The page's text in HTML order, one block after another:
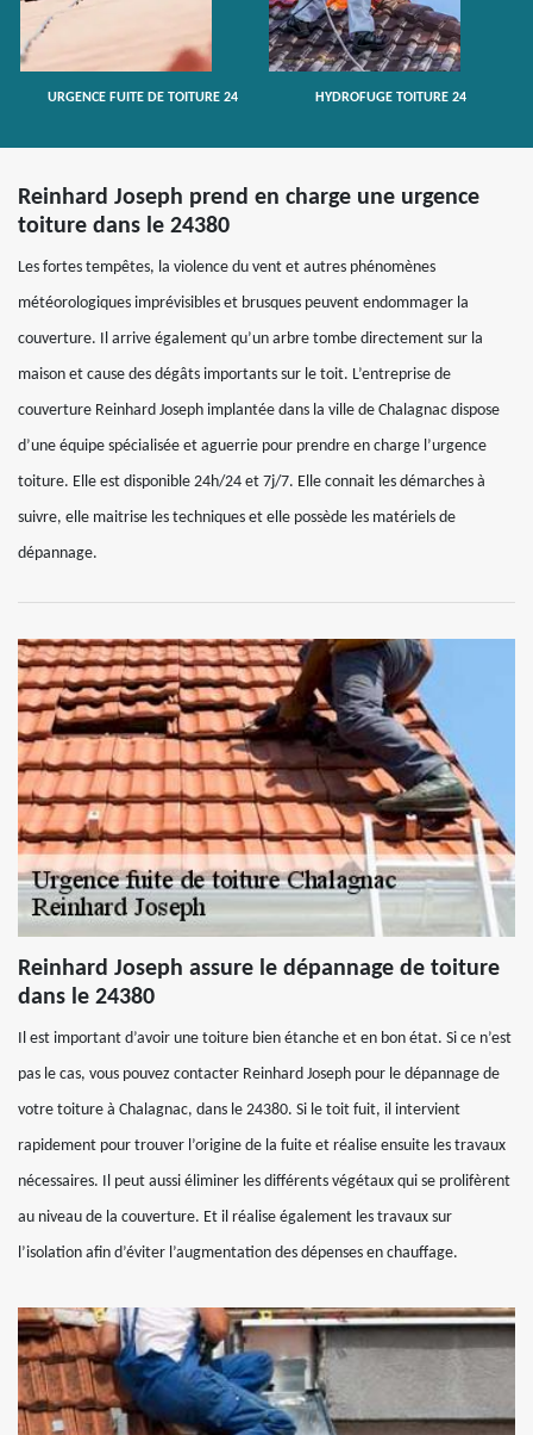
URGENCE FUITE DE TOITURE 24 HYDROFUGE TOITURE 24
Reinhard Joseph prend en charge une urgence
toiture dans le 24380
Les fortes tempêtes, la violence du vent et autres phénomènes
météorologiques imprévisibles et brusques peuvent endommager la
couverture. Il arrive également qu’un arbre tombe directement sur la
maison et cause des dégâts importants sur le toit. L’entreprise de
couverture Reinhard Joseph implantée dans la ville de Chalagnac dispose
d’une équipe spécialisée et aguerrie pour prendre en charge l’urgence
toiture. Elle est disponible 24h/24 et 7j/7. Elle connait les démarches à
suivre, elle maitrise les techniques et elle possède les matériels de
dépannage.
Reinhard Joseph assure le dépannage de toiture
dans le 24380
Il est important d’avoir une toiture bien étanche et en bon état. Si ce n’est
pas le cas, vous pouvez contacter Reinhard Joseph pour le dépannage de
votre toiture à Chalagnac, dans le 24380. Si le toit fuit, il intervient
rapidement pour trouver l’origine de la fuite et réalise ensuite les travaux
nécessaires. Il peut aussi éliminer les différents végétaux qui se prolifèrent
au niveau de la couverture. Et il réalise également les travaux sur
l’isolation afin d’éviter l’augmentation des dépenses en chauffage.